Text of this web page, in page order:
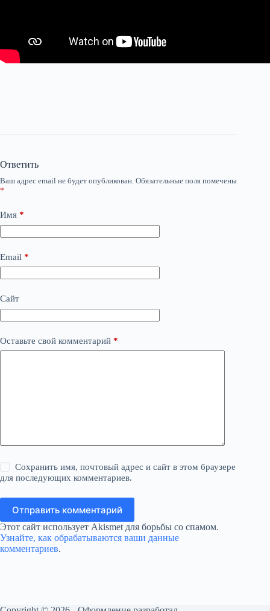
Ответить
Ваш адрес email не будет опубликован. Обязательные поля помечены
*
Имя *
Email *
Сайт
Оставьте свой комментарий *
Сохранить имя, почтовый адрес и сайт в этом браузере
для последующих комментариев.
Отправить комментарий
Этот сайт использует Akismet для борьбы со спамом.
Узнайте, как обрабатываются ваши данные
комментариев.